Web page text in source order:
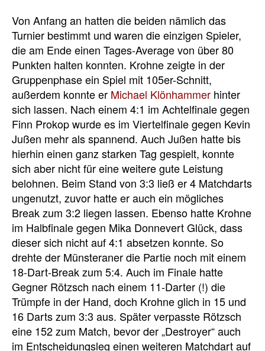
Von Anfang an hatten die beiden nämlich das
Turnier bestimmt und waren die einzigen Spieler,
die am Ende einen Tages-Average von über 80
Punkten halten konnten. Krohne zeigte in der
Gruppenphase ein Spiel mit 105er-Schnitt,
außerdem konnte er Michael Klönhammer hinter
sich lassen. Nach einem 4:1 im Achtelfinale gegen
Finn Prokop wurde es im Viertelfinale gegen Kevin
Jußen mehr als spannend. Auch Jußen hatte bis
hierhin einen ganz starken Tag gespielt, konnte
sich aber nicht für eine weitere gute Leistung
belohnen. Beim Stand von 3:3 ließ er 4 Matchdarts
ungenutzt, zuvor hatte er auch ein mögliches
Break zum 3:2 liegen lassen. Ebenso hatte Krohne
im Halbfinale gegen Mika Donnevert Glück, dass
dieser sich nicht auf 4:1 absetzen konnte. So
drehte der Münsteraner die Partie noch mit einem
18-Dart-Break zum 5:4. Auch im Finale hatte
Gegner Rötzsch nach einem 11-Darter (!) die
Trümpfe in der Hand, doch Krohne glich in 15 und
16 Darts zum 3:3 aus. Später verpasste Rötzsch
eine 152 zum Match, bevor der „Destroyer“ auch
im Entscheidungsleg einen weiteren Matchdart auf